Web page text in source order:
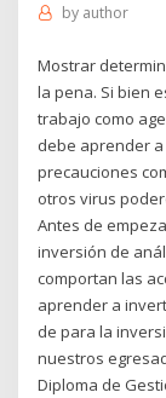
by author
Mostrar
la pena. Si bien
trabajo como
debe aprender
precauciones
otros virus
Antes de
inversión de
comportan las
aprender a
de para la
nuestros
Diploma de